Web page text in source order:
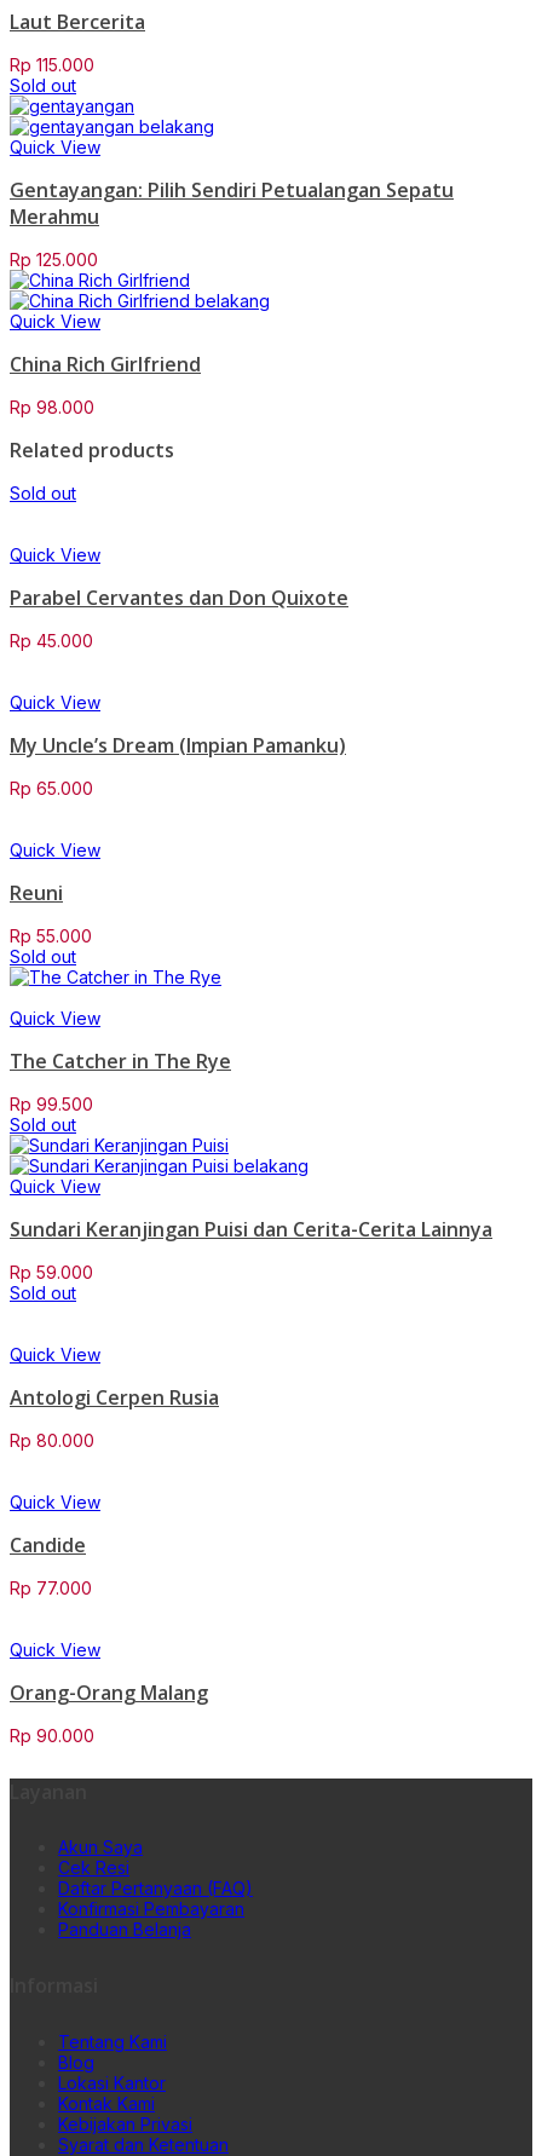
Laut Bercerita
Rp 115.000
Sold out
Quick View
Gentayangan: Pilih Sendiri Petualangan Sepatu
Merahmu
Rp 125.000
Quick View
China Rich Girlfriend
Rp 98.000
Related products
Sold out
Quick View
Parabel Cervantes dan Don Quixote
Rp 45.000
Quick View
My Uncle’s Dream (Impian Pamanku)
Rp 65.000
Quick View
Reuni
Rp 55.000
Sold out
Quick View
The Catcher in The Rye
Rp 99.500
Sold out
Quick View
Sundari Keranjingan Puisi dan Cerita-Cerita Lainnya
Rp 59.000
Sold out
Quick View
Antologi Cerpen Rusia
Rp 80.000
Quick View
Candide
Rp 77.000
Quick View
Orang-Orang Malang
Rp 90.000
Akun Saya
Cek Resi
Daftar Pertanyaan (FAQ)
Konfirmasi Pembayaran
Panduan Belanja
Tentang Kami
Blog
Lokasi Kantor
Kontak Kami
Kebijakan Privasi
Syarat dan Ketentuan